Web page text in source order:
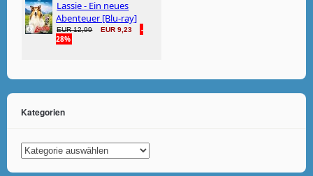
Kategorien
Kategorien